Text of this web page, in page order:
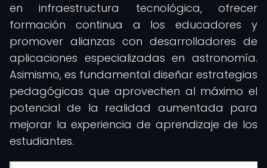
en infraestructura tecnológica, ofrecer
formación continua a los educadores y
promover alianzas con desarrolladores de
aplicaciones especializadas en astronomía.
Asimismo, es fundamental diseñar estrategias
pedagógicas que aprovechen al máximo el
potencial de la realidad aumentada para
mejorar la experiencia de aprendizaje de los
estudiantes.